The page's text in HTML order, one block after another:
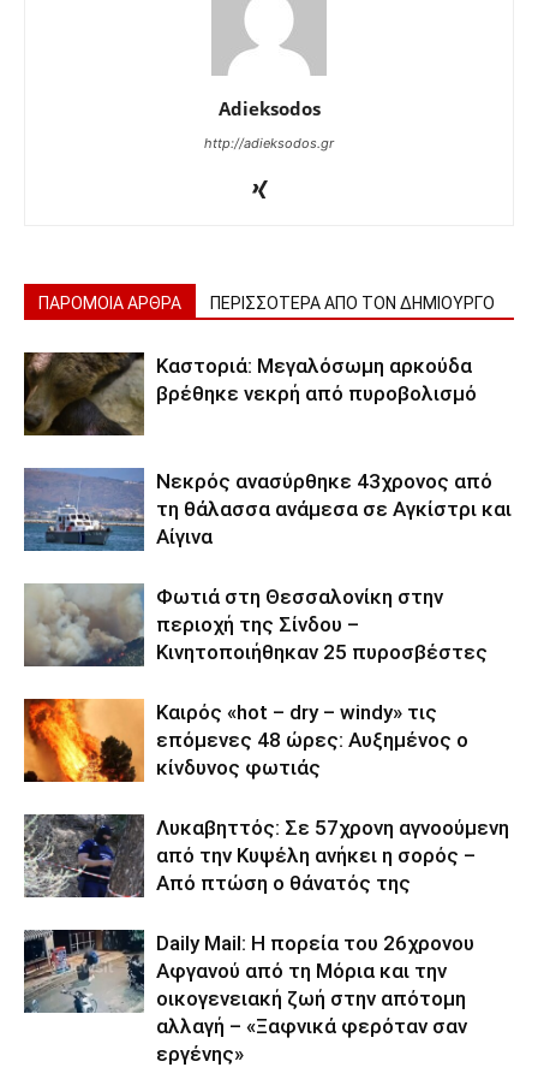
Adieksodos
http://adieksodos.gr
ΠΑΡΟΜΟΙΑ ΑΡΘΡΑ ΠΕΡΙΣΣΟΤΕΡΑ ΑΠΟ ΤΟΝ ΔΗΜΙΟΥΡΓΟ
Καστοριά: Μεγαλόσωμη αρκούδα
βρέθηκε νεκρή από πυροβολισμό
Νεκρός ανασύρθηκε 43χρονος από
τη θάλασσα ανάμεσα σε Αγκίστρι και
Αίγινα
Φωτιά στη Θεσσαλονίκη στην
περιοχή της Σίνδου –
Κινητοποιήθηκαν 25 πυροσβέστες
Καιρός «hot – dry – windy» τις
επόμενες 48 ώρες: Αυξημένος ο
κίνδυνος φωτιάς
Λυκαβηττός: Σε 57χρονη αγνοούμενη
από την Κυψέλη ανήκει η σορός –
Από πτώση ο θάνατός της
Daily Mail: Η πορεία του 26χρονου
Αφγανού από τη Μόρια και την
οικογενειακή ζωή στην απότομη
αλλαγή – «Ξαφνικά φερόταν σαν
εργένης»